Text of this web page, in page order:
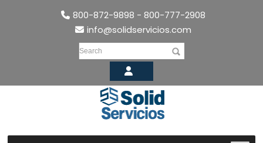
800-872-9898 - 800-777-2908
info@solidservicios.com
Search